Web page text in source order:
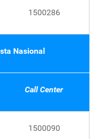
1500286
Nasional
Call Center
1500090